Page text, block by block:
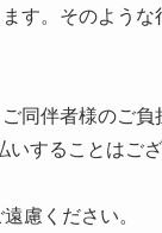
す。そのよう
同伴者様のご
することはご
慮ください。